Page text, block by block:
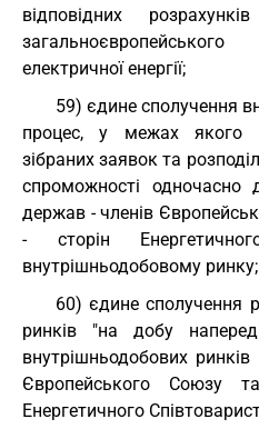
відповідних
електричної енергії;
59) єдине сполучення
процес, у межах якого
зібраних заявок та
спроможності одночасно
держав - членів
- сторін
внутрішньодобовому ринку;
60) єдине сполучення
ринків "на добу
внутрішньодобових
Європейського Союзу
Енергетичного